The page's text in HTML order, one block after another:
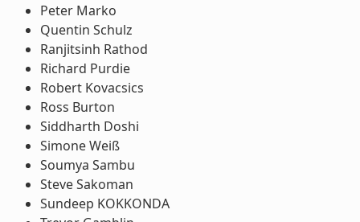
Peter Marko
Quentin Schulz
Ranjitsinh Rathod
Richard Purdie
Robert Kovacsics
Ross Burton
Siddharth Doshi
Simone Weiß
Soumya Sambu
Steve Sakoman
Sundeep KOKKONDA